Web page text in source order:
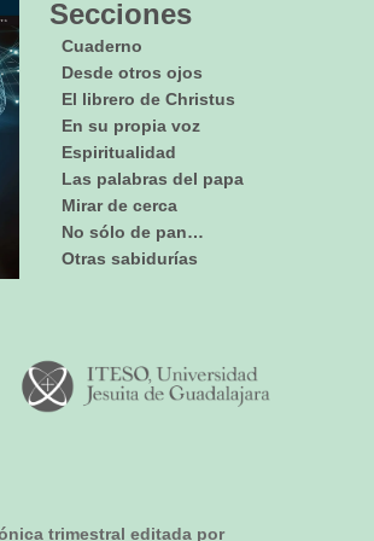
Secciones
Cuaderno
Desde otros ojos
El librero de Christus
En su propia voz
Espiritualidad
Las palabras del papa
Mirar de cerca
No sólo de pan…
Otras sabidurías
trimestral editada por